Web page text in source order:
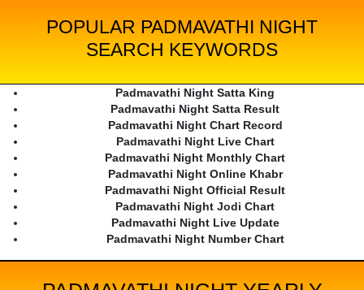
POPULAR PADMAVATHI NIGHT
SEARCH KEYWORDS
Padmavathi Night Satta King
Padmavathi Night Satta Result
Padmavathi Night Chart Record
Padmavathi Night Live Chart
Padmavathi Night Monthly Chart
Padmavathi Night Online Khabr
Padmavathi Night Official Result
Padmavathi Night Jodi Chart
Padmavathi Night Live Update
Padmavathi Night Number Chart